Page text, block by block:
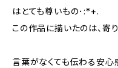
はとても尊いもの･:*+.
この作品に描いたのは、寄
言葉がなくても伝わる安心